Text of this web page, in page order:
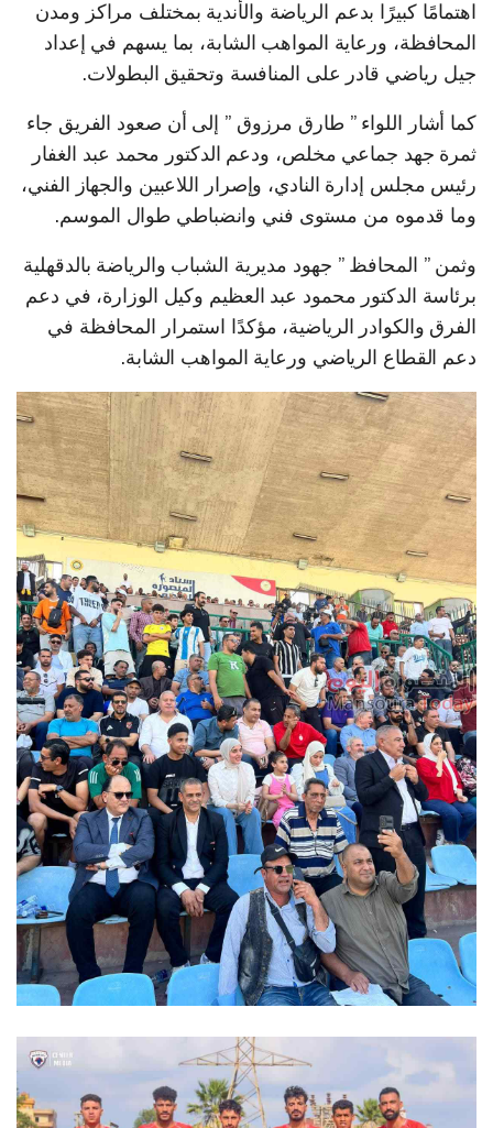
اهتمامًا كبيرًا بدعم الرياضة والأندية بمختلف مراكز ومدن
المحافظة، ورعاية المواهب الشابة، بما يسهم في إعداد
جيل رياضي قادر على المنافسة وتحقيق البطولات.
كما أشار اللواء ” طارق مرزوق ” إلى أن صعود الفريق جاء
ثمرة جهد جماعي مخلص، ودعم الدكتور محمد عبد الغفار
رئيس مجلس إدارة النادي، وإصرار اللاعبين والجهاز الفني،
وما قدموه من مستوى فني وانضباطي طوال الموسم.
وثمن ” المحافظ ” جهود مديرية الشباب والرياضة بالدقهلية
برئاسة الدكتور محمود عبد العظيم وكيل الوزارة، في دعم
الفرق والكوادر الرياضية، مؤكدًا استمرار المحافظة في
دعم القطاع الرياضي ورعاية المواهب الشابة.